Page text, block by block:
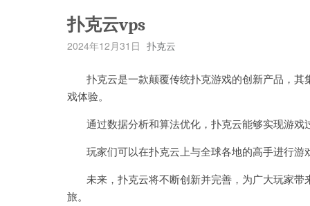
扑克云vps
2024年12月31日 扑克云
扑克云是一款颠覆传统扑克游戏的创新产品，其
戏体验。
通过数据分析和算法优化，扑克云能够实现游戏
玩家们可以在扑克云上与全球各地的高手进行游
未来，扑克云将不断创新并完善，为广大玩家带
旅。